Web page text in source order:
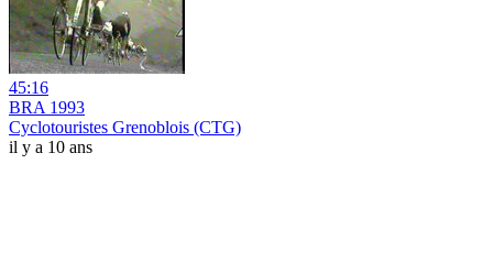
45:16
BRA 1993
Cyclotouristes Grenoblois (CTG)
il y a 10 ans